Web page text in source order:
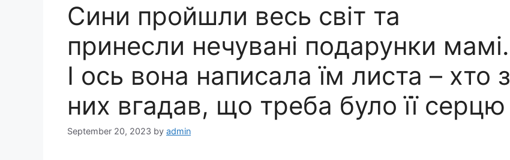
Сини пройшли весь світ та
принесли нечувані подарунки мамі.
І ось вона написала їм листа – хто з
них вгадав, що треба було її серцю
September 20, 2023 by admin